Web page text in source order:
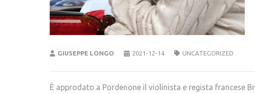
GIUSEPPE LONGO 2021-12-14 UNCATEGORIZED
È approdato a Pordenone il violinista e regista francese